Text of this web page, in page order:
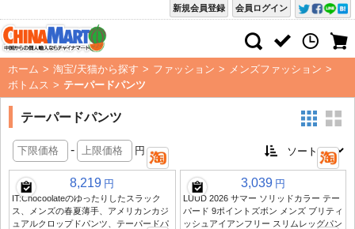
会員ログイン
新規会員登録
ホーム > 淘宝/天猫から探す > ファッション > メンズファッション >
ボトムス > テーパードパンツ
テーパードパンツ
- 円
8,219 円
IT:Chocoolateのゆったりしたスラック
ス、メンズの春夏薄手、アメリカンカジ
ュアルクロップドパンツ、テーパードパ
3,039 円
LUUD 2026 サマー ソリッドカラー テー
パード 9ポイントズボン メンズ ブリティ
ッシュアイアンフリー スリムレッグパン